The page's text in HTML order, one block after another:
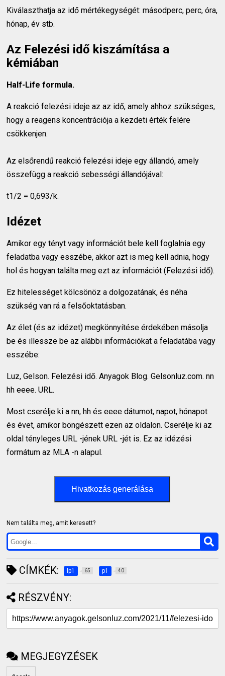
Kiválaszthatja az idő mértékegységét: másodperc, perc, óra,
hónap, év stb.
Az Felezési idő kiszámítása a
kémiában
Half-Life formula.
A reakció felezési ideje az az idő, amely ahhoz szükséges,
hogy a reagens koncentrációja a kezdeti érték felére
csökkenjen.
Az elsőrendű reakció felezési ideje egy állandó, amely
összefügg a reakció sebességi állandójával:
t1/2 = 0,693/k.
Idézet
Amikor egy tényt vagy információt bele kell foglalnia egy
feladatba vagy esszébe, akkor azt is meg kell adnia, hogy
hol és hogyan találta meg ezt az információt (Felezési idő).
Ez hitelességet kölcsönöz a dolgozatának, és néha
szükség van rá a felsőoktatásban.
Az élet (és az idézet) megkönnyítése érdekében másolja
be és illessze be az alábbi információkat a feladatába vagy
esszébe:
Luz, Gelson. Felezési idő. Anyagok Blog. Gelsonluz.com. nn
hh eeee. URL.
Most cserélje ki a nn, hh és eeee dátumot, napot, hónapot
és évet, amikor böngészett ezen az oldalon. Cserélje ki az
oldal tényleges URL -jének URL -jét is. Ez az idézési
formátum az MLA -n alapul.
Hivatkozás generálása
Nem találta meg, amit keresett?
CÍMKÉK: lp1 65 p1 40
RÉSZVÉNY:
MEGJEGYZÉSEK